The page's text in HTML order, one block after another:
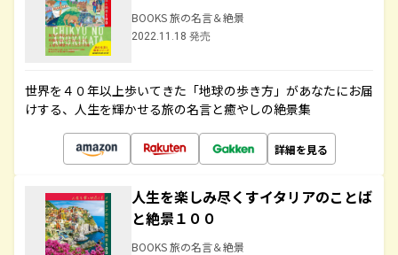
BOOKS 旅の名言＆絶景
2022.11.18 発売
世界を４０年以上歩いてきた「地球の歩き方」があなたにお届
けする、人生を輝かせる旅の名言と癒やしの絶景集
詳細を見る
人生を楽しみ尽くすイタリアのことば
と絶景１００
BOOKS 旅の名言＆絶景